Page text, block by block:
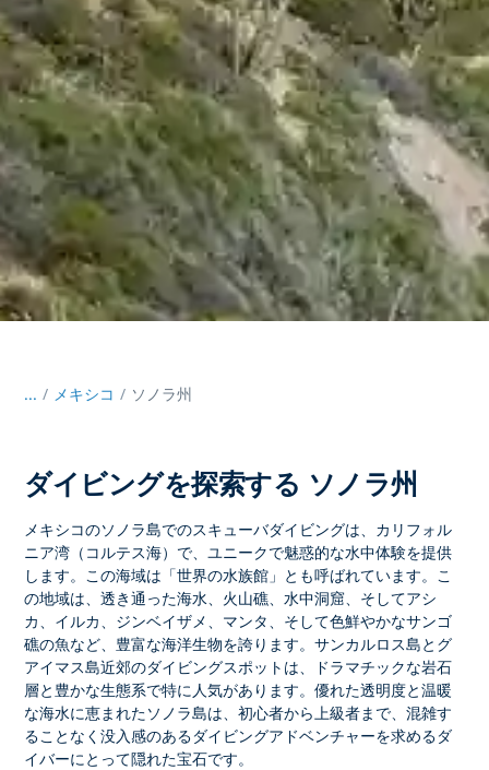
... / メキシコ ソノラ州
ダイビングを探索する ソノラ州
メキシコのソノラ島でのスキューバダイビングは、 カリフォル
ニア湾（コルテス海） で、ユニークで魅惑的な水中体験を提供
します。この海域は「世界の水族館 」とも呼ばれています。こ
の地域は 、透き通った海水、火山礁、水中洞窟 、そしてアシ
カ、イルカ、ジンベイザメ、マンタ
、そして色鮮やかなサンゴ
礁の魚など、豊富な海洋生物を誇ります。サンカルロス島とグ
アイマス島近郊のダイビングスポットは、ドラマチックな岩石
層と豊かな生態系で特に人気があります。優れた透明度と温暖
な海水に恵まれたソノラ島は、初心者から上級者まで、混雑す
ることなく没入感のあるダイビングアドベンチャーを求めるダ
イバーにとって隠れた宝石です。